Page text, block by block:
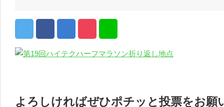
よろしければぜひポチッと投票をお願